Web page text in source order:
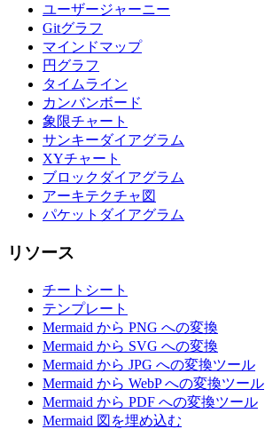
ユーザージャーニー
Gitグラフ
マインドマップ
円グラフ
タイムライン
カンバンボード
象限チャート
サンキーダイアグラム
XYチャート
ブロックダイアグラム
アーキテクチャ図
パケットダイアグラム
リソース
チートシート
テンプレート
Mermaid から PNG への変換
Mermaid から SVG への変換
Mermaid から JPG への変換ツール
Mermaid から WebP への変換ツール
Mermaid から PDF への変換ツール
Mermaid 図を埋め込む